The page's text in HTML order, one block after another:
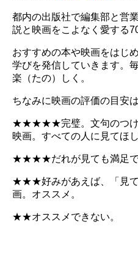
都内の出版社で編集部と営
説と映画をこよなく愛する
おすすめの本や映画をはじ
学びを発信していきます。
楽（たの）しく。
ちなみに映画の評価の目安は
★★★★★完璧。文句のつけ
映画。すべての人に見てほし
★★★★だれが見ても満足で
★★★好みがあえば、「見て
画。オススメ。
★★オススメできない。